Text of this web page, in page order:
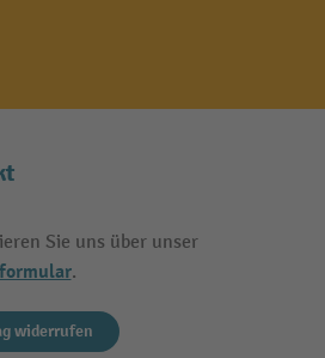
Sie uns über unser
.
widerrufen